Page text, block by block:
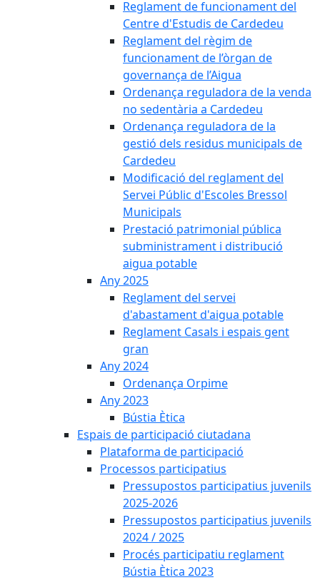
Reglament de funcionament del
Centre d'Estudis de Cardedeu
Reglament del règim de
funcionament de l’òrgan de
governança de l’Aigua
Ordenança reguladora de la venda
no sedentària a Cardedeu
Ordenança reguladora de la
gestió dels residus municipals de
Cardedeu
Modificació del reglament del
Servei Públic d'Escoles Bressol
Municipals
Prestació patrimonial pública
subministrament i distribució
aigua potable
Any 2025
Reglament del servei
d'abastament d'aigua potable
Reglament Casals i espais gent
gran
Any 2024
Ordenança Orpime
Any 2023
Bústia Ètica
Espais de participació ciutadana
Plataforma de participació
Processos participatius
Pressupostos participatius juvenils
2025-2026
Pressupostos participatius juvenils
2024 / 2025
Procés participatiu reglament
Bústia Ètica 2023